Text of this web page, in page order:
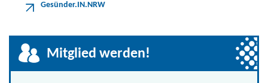
Gesünder.IN.NRW
Mitglied werden!